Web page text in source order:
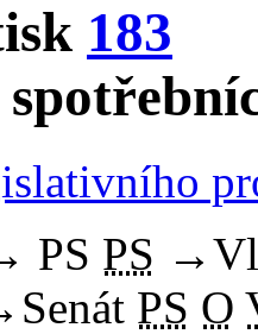
183
PS PS →
Senát PS O